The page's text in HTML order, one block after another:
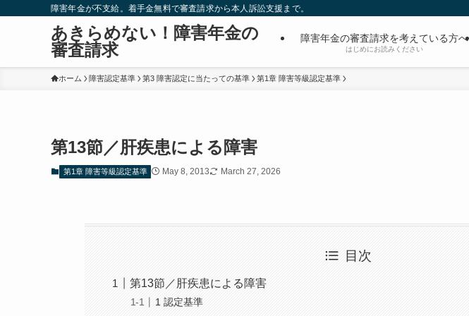
障害年金が不支給。着手金無料で審査請求から本人訴訟支援まで。
あきらめない！障害年金の
審査請求
障害年金の審査請求を考えている方へ
はじめにお読みください
ホーム 障害認定基準 第3 障害認定に当たっての基準 第1章 障害等級認定基準
第13節／肝疾患による障害
第1章 障害等級認定基準 May 8, 2013 March 27, 2026
目次
第13節／肝疾患による障害
1 認定基準